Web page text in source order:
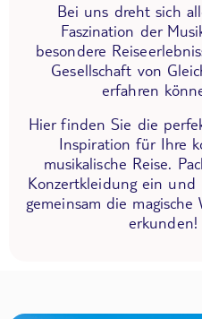
Bei uns dreht sich
Faszination der
besondere
Gesellschaft von
erfahren
Hier finden Sie die
Inspiration für Ihre
musikalische Reise.
Konzertkleidung ein und
gemeinsam die
erkunden!